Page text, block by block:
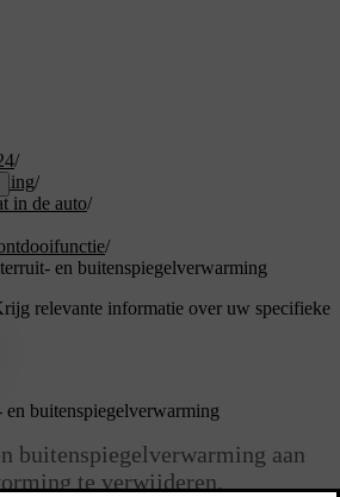
/
/
in de auto/
/
en buitenspiegelverwarming
relevante informatie over uw specifieke
buitenspiegelverwarming
buitenspiegelverwarming aan
te verwijderen.